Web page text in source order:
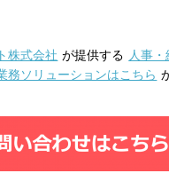
株式会社 が提供する 人事
務ソリューションはこちら